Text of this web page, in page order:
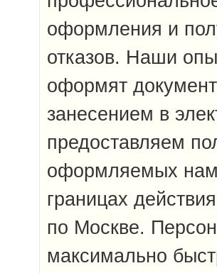
оформления и
отказов. Наши
оформят
занесением в
предоставляем
оформляемых
границах
по Москве.
максимально